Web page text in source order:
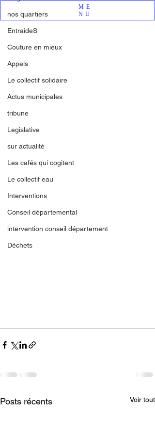
ME
NU
nos quartiers
EntraideS
Couture en mieux
Appels
Le collectif solidaire
Actus municipales
tribune
Legislative
sur actualité
Les cafés qui cogitent
Le collectif eau
Interventions
Conseil départemental
intervention conseil département
Déchets
récurrente, le Vitriot Parleur !
Posts récents Voir tout